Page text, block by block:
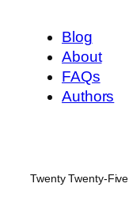
Blog
About
FAQs
Authors
Twenty Twenty-Five